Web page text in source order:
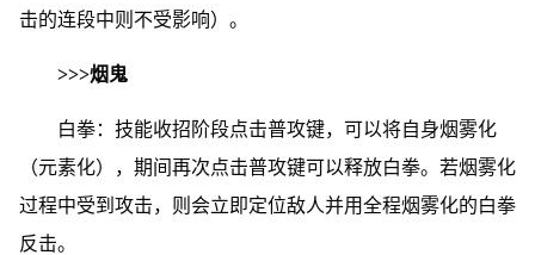
击的连段中则不受影响）。
>>>烟鬼
白拳：技能收招阶段点击普攻键，可以将自身烟雾化
（元素化），期间再次点击普攻键可以释放白拳。若烟雾化
过程中受到攻击，则会立即定位敌人并用全程烟雾化的白拳
反击。